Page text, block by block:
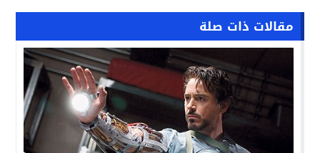
مقالات ذات صلة